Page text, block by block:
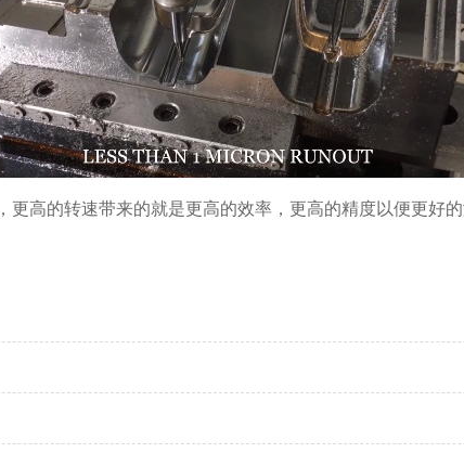
更高的转速带来的就是更高的效率，更高的精度以便更好的